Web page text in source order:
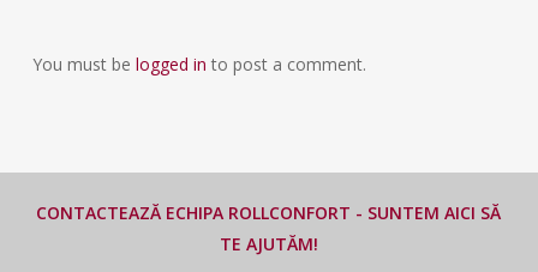
You must be logged in to post a comment.
CONTACTEAZĂ ECHIPA ROLLCONFORT - SUNTEM AICI SĂ
TE AJUTĂM!